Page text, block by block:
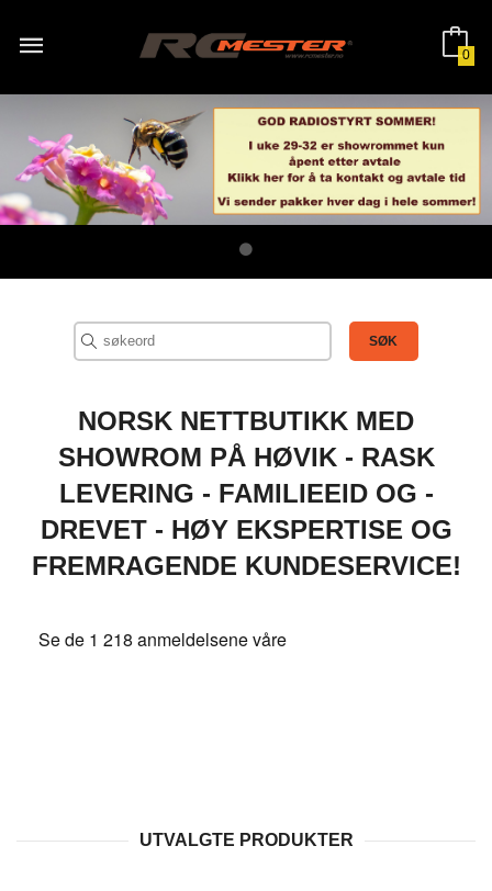
innholdet
0
NORSK NETTBUTIKK MED
SHOWROM PÅ HØVIK - RASK
LEVERING - FAMILIEEID OG -
DREVET - HØY EKSPERTISE OG
FREMRAGENDE KUNDESERVICE!
UTVALGTE PRODUKTER